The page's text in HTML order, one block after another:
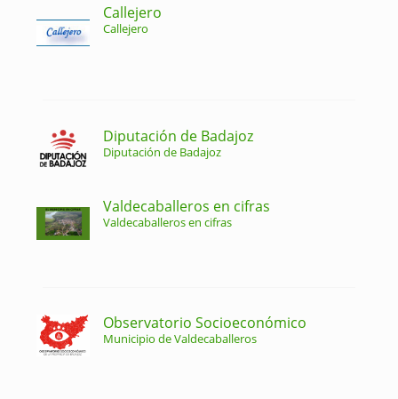
Callejero
Callejero
Diputación de Badajoz
Diputación de Badajoz
Valdecaballeros en cifras
Valdecaballeros en cifras
Observatorio Socioeconómico
Municipio de Valdecaballeros